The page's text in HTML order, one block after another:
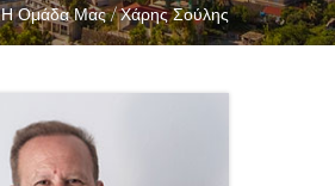
Η Ομάδα Μας / Χάρης Σούλης